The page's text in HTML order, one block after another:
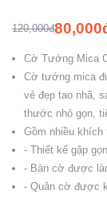
120,000đ
Cờ Tướng Mica
Cờ tướng mica
vẻ đẹp tao nhã,
thước nhỏ gọn,
Gồm nhiều
- Thiết kế gập
- Bàn cờ được
- Quân cờ được